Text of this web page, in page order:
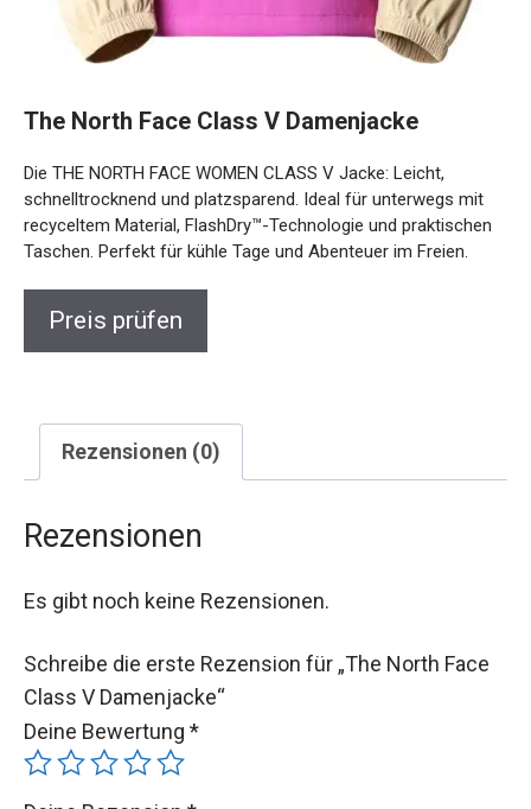
schnelltrocknend und platzsparend. Ideal für unterwegs mit
recyceltem Material, FlashDry™-Technologie und
praktischen Taschen. Perfekt für kühle Tage und Abenteuer
im Freien.
Preis prüfen
Rezensionen (0)
Rezensionen
Es gibt noch keine Rezensionen.
Schreibe die erste Rezension für „The North Face
Class V Damenjacke“
Deine Bewertung *